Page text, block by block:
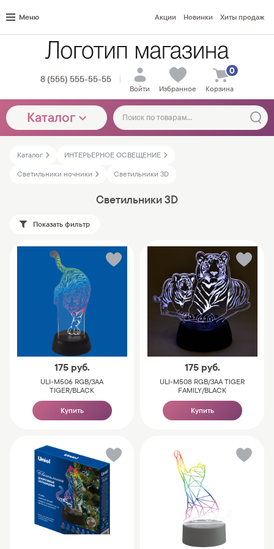
Меню Акции Новинки Хиты продаж
8 (555) 555-55-55
Войти Избранное Корзина
0
Каталог
Каталог
ИНТЕРЬЕРНОЕ ОСВЕЩЕНИЕ
Светильники ночники
Светильники 3D
Светильники 3D
Показать фильтр
175 руб.
ULI-M506 RGB/3AA
TIGER/BLACK
Купить
175 руб.
ULI-M508 RGB/3AA TIGER
FAMILY/BLACK
Купить